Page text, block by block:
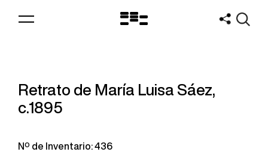
Logo
Retrato de María Luisa Sáez,
c.1895
Nº de Inventario: 436